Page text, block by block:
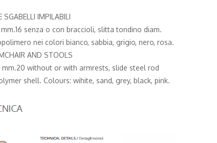
SGABELLI IMPILABILI
senza o con braccioli, slitta tondino diam.
nei colori bianco, sabbia, grigio, nero, rosa.
AND STOOLS
mm.20 without or with armrests, slide steel rod
shell. Colours: wihite, sand, grey, black, pink.